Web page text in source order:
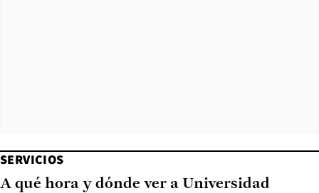
SERVICIOS
A qué hora y dónde ver a Universidad